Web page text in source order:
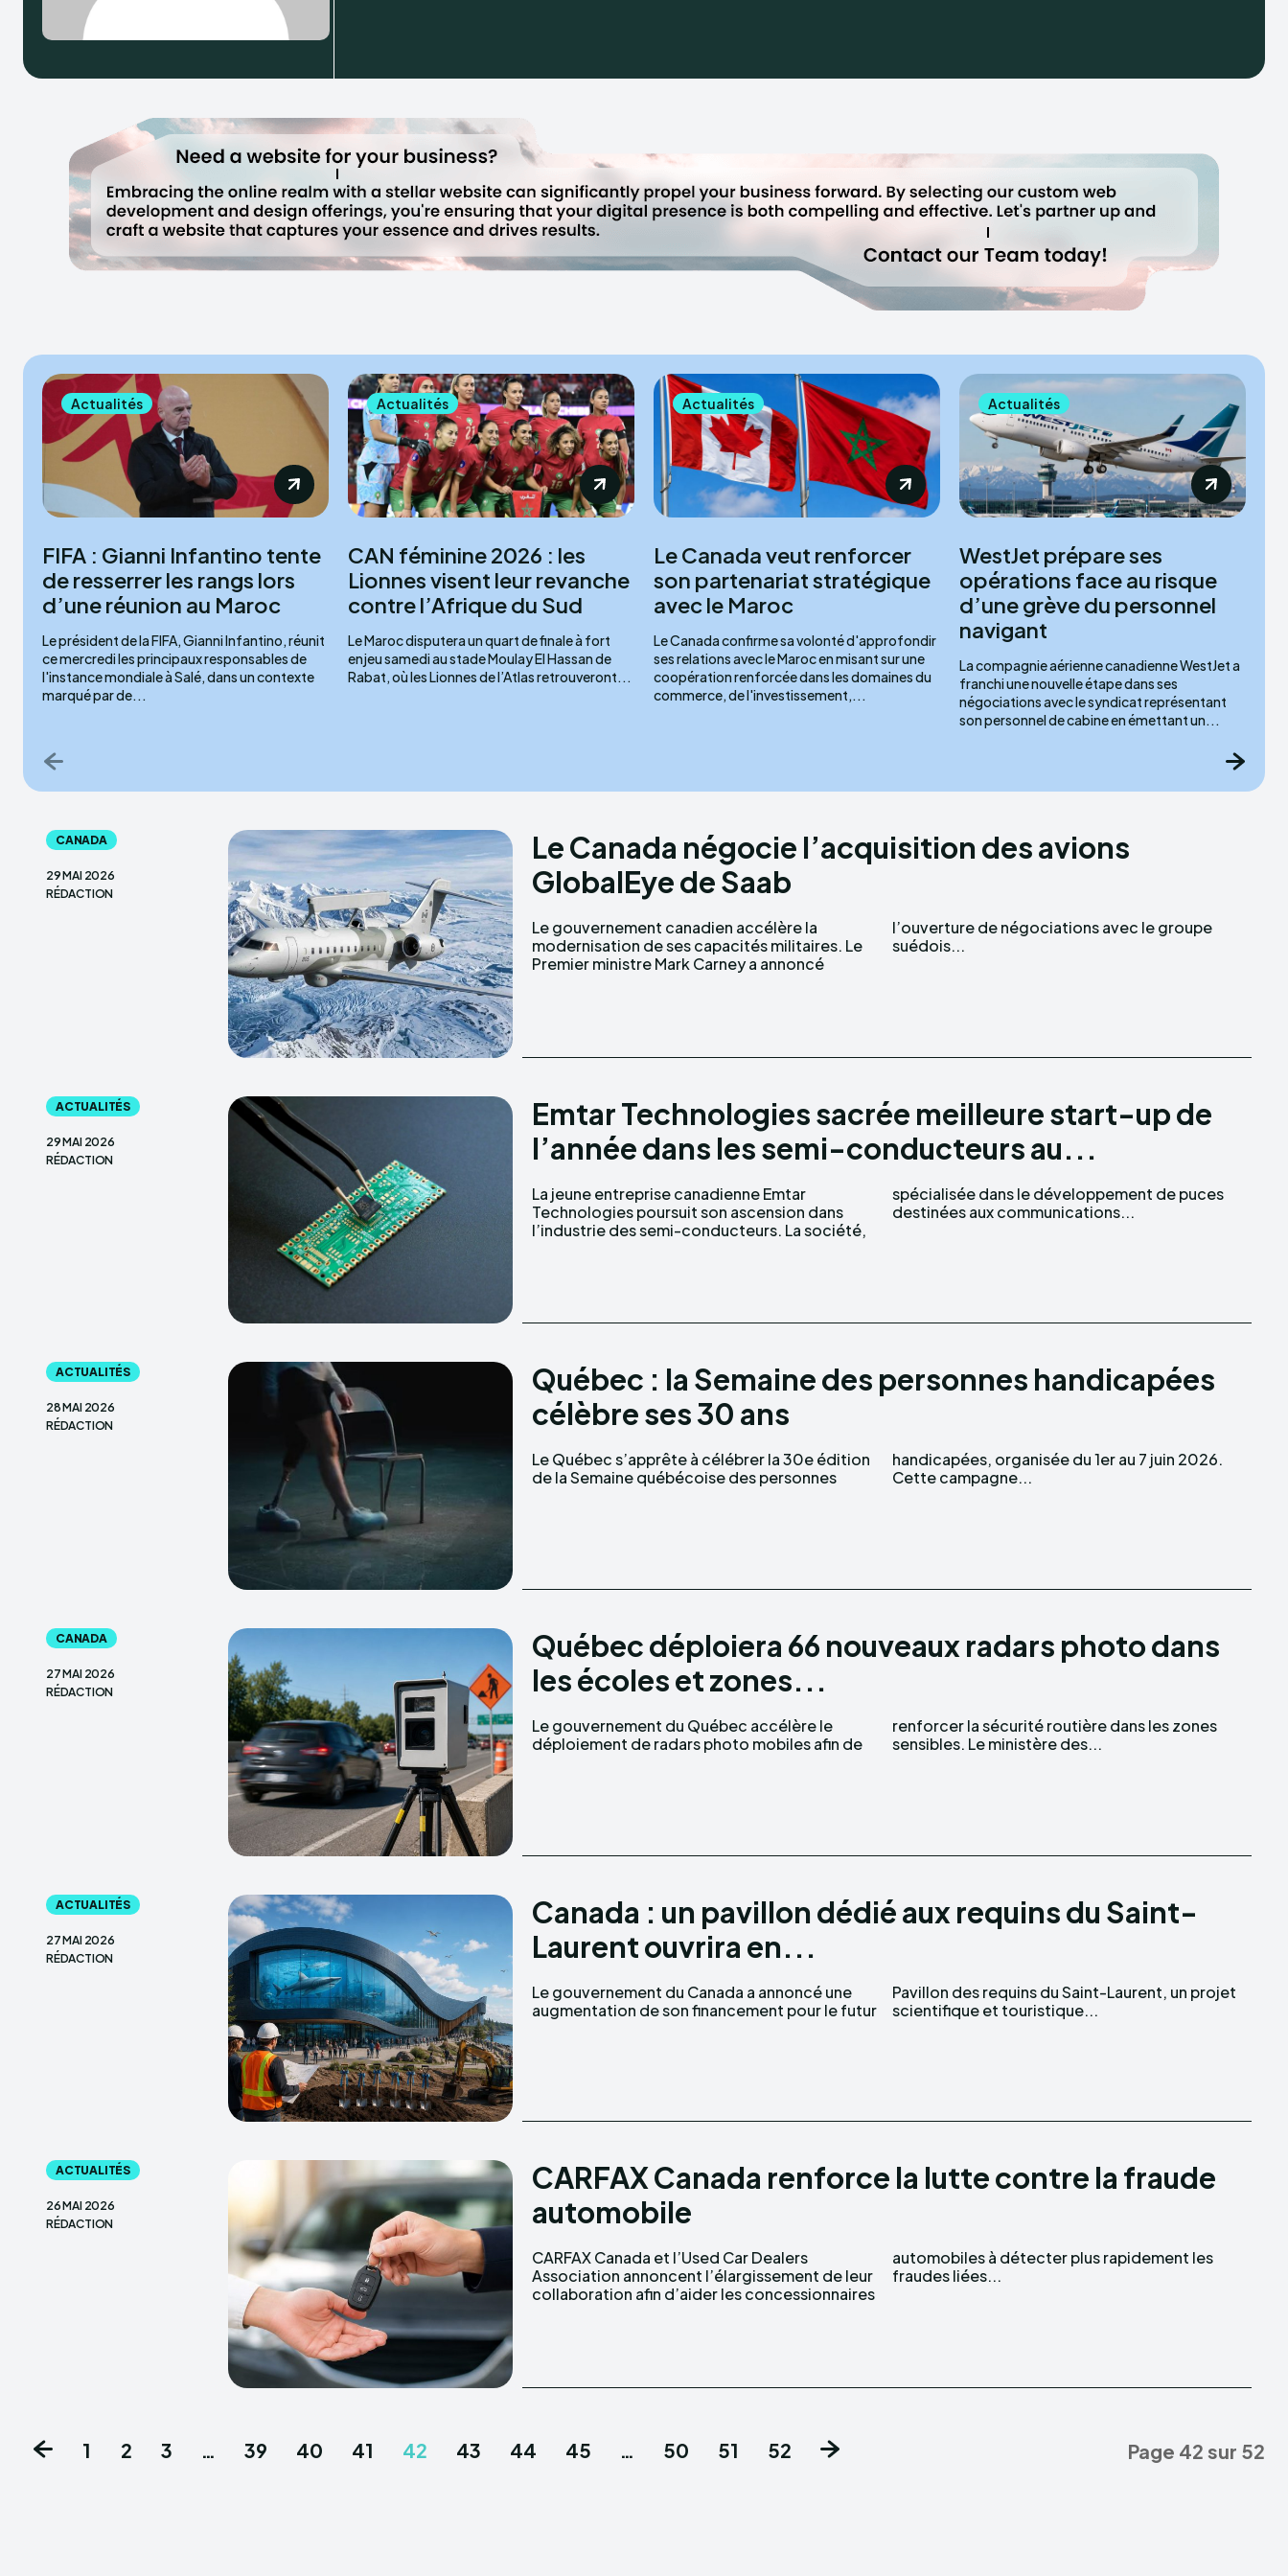
Actualités
FIFA : Gianni Infantino tente
de resserrer les rangs lors
d’une réunion au Maroc
Le président de la FIFA, Gianni Infantino, réunit
ce mercredi les principaux responsables de
l'instance mondiale à Salé, dans un contexte
marqué par de...
Actualités
CAN féminine 2026 : les
Lionnes visent leur revanche
contre l’Afrique du Sud
Le Maroc disputera un quart de finale à fort
enjeu samedi au stade Moulay El Hassan de
Rabat, où les Lionnes de l’Atlas retrouveront...
Actualités
Le Canada veut renforcer
son partenariat stratégique
avec le Maroc
Le Canada confirme sa volonté d'approfondir
ses relations avec le Maroc en misant sur une
coopération renforcée dans les domaines du
commerce, de l'investissement,...
Actualités
WestJet prépare ses
opérations face au risque
d’une grève du personnel
navigant
La compagnie aérienne canadienne WestJet a
franchi une nouvelle étape dans ses
négociations avec le syndicat représentant
son personnel de cabine en émettant un...
CANADA
29 MAI 2026
RÉDACTION
Le Canada négocie l’acquisition des avions
GlobalEye de Saab
Le gouvernement canadien accélère la
modernisation de ses capacités militaires. Le
Premier ministre Mark Carney a annoncé
l’ouverture de négociations avec le groupe
suédois...
ACTUALITÉS
29 MAI 2026
RÉDACTION
Emtar Technologies sacrée meilleure start-up de
l’année dans les semi-conducteurs au...
La jeune entreprise canadienne Emtar
Technologies poursuit son ascension dans
l’industrie des semi-conducteurs. La société,
spécialisée dans le développement de puces
destinées aux communications...
ACTUALITÉS
28 MAI 2026
RÉDACTION
Québec : la Semaine des personnes handicapées
célèbre ses 30 ans
Le Québec s’apprête à célébrer la 30e édition
de la Semaine québécoise des personnes
handicapées, organisée du 1er au 7 juin 2026.
Cette campagne...
CANADA
27 MAI 2026
RÉDACTION
Québec déploiera 66 nouveaux radars photo dans
les écoles et zones...
Le gouvernement du Québec accélère le
déploiement de radars photo mobiles afin de
renforcer la sécurité routière dans les zones
sensibles. Le ministère des...
ACTUALITÉS
27 MAI 2026
RÉDACTION
Canada : un pavillon dédié aux requins du Saint-
Laurent ouvrira en...
Le gouvernement du Canada a annoncé une
augmentation de son financement pour le futur
Pavillon des requins du Saint-Laurent, un projet
scientifique et touristique...
ACTUALITÉS
26 MAI 2026
RÉDACTION
CARFAX Canada renforce la lutte contre la fraude
automobile
CARFAX Canada et l’Used Car Dealers
Association annoncent l’élargissement de leur
collaboration afin d’aider les concessionnaires
automobiles à détecter plus rapidement les
fraudes liées...
1 2 3 … 39 40 41 42 43 44 45 … 50 51 52 Page 42 sur 52